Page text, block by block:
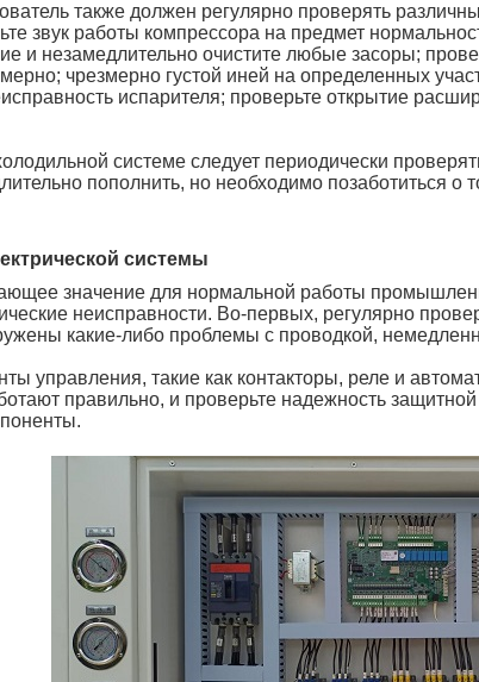
также должен регулярно проверять
звук работы компрессора на предмет
и незамедлительно очистите любые засоры;
чрезмерно густой иней на определенных
испарителя; проверьте открытие
системе следует периодически
пополнить, но необходимо позаботиться
системы
значение для нормальной работы
неисправности. Во-первых, регулярно
какие-либо проблемы с проводкой,
управления, такие как контакторы, реле и
правильно, и проверьте надежность